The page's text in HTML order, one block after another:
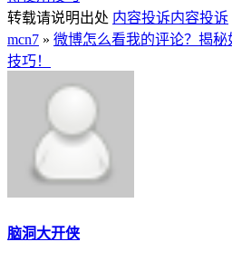
转载请说明出处 内容投诉内容投诉
mcn7 » 微博怎么看我的评论？揭
技巧！
脑洞大开侠